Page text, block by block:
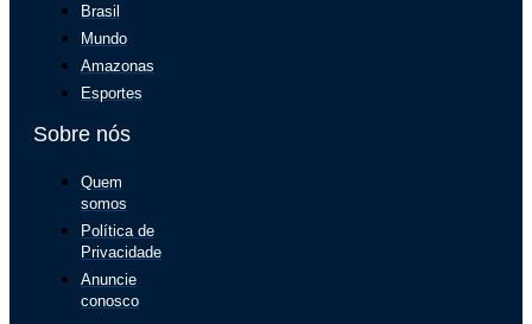
Brasil
Mundo
Amazonas
Esportes
Sobre nós
Quem
somos
Política de
Privacidade
Anuncie
conosco